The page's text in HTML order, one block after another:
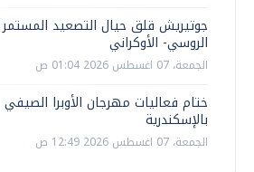
جوتيريش قلق حيال التصعيد المستمر
الروسي- الأوكراني
الجمعة، 07 اغسطس 2026 01:04 ص
ختام فعاليات مهرجان الأوبرا الصيفي
بالإسكندرية
الجمعة، 07 اغسطس 2026 12:49 ص